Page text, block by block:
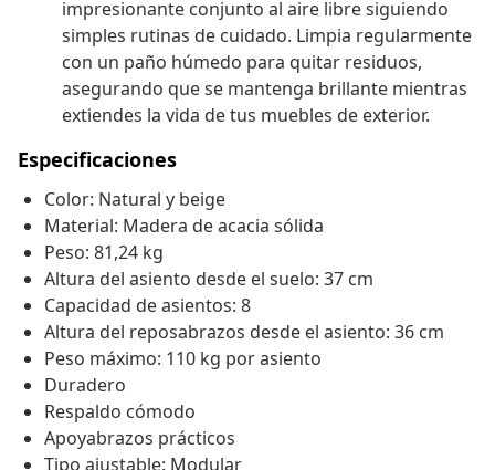
impresionante conjunto al aire libre siguiendo
simples rutinas de cuidado. Limpia regularmente
con un paño húmedo para quitar residuos,
asegurando que se mantenga brillante mientras
extiendes la vida de tus muebles de exterior.
Especificaciones
Color: Natural y beige
Material: Madera de acacia sólida
Peso: 81,24 kg
Altura del asiento desde el suelo: 37 cm
Capacidad de asientos: 8
Altura del reposabrazos desde el asiento: 36 cm
Peso máximo: 110 kg por asiento
Duradero
Respaldo cómodo
Apoyabrazos prácticos
Tipo ajustable: Modular